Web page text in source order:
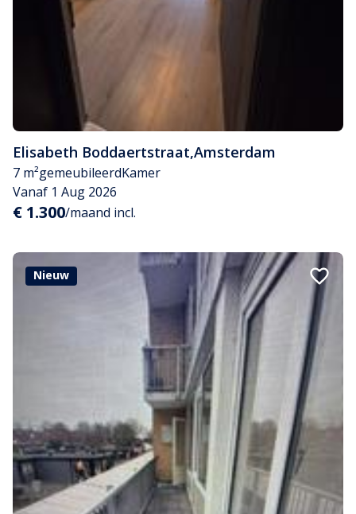
Elisabeth Boddaertstraat,Amsterdam
7 m²gemeubileerdKamer
Vanaf 1 Aug 2026
€ 1.300/maand incl.
Nieuw